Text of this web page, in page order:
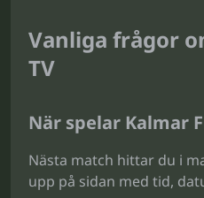
Vanliga frågor
TV
När spelar Kalmar
Nästa match hittar du i
upp på sidan med tid,